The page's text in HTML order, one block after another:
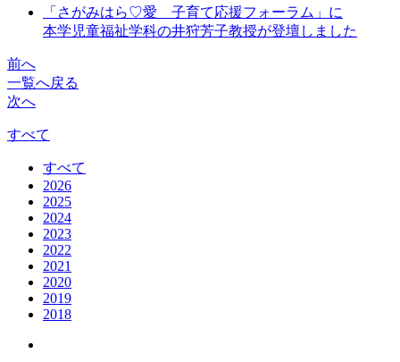
「さがみはら♡愛 子育て応援フォーラム」に
本学児童福祉学科の井狩芳子教授が登壇しました
前へ
一覧へ戻る
次へ
すべて
すべて
2026
2025
2024
2023
2022
2021
2020
2019
2018